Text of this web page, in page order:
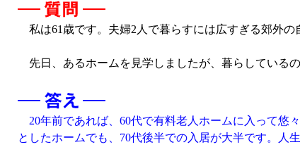
私は61歳です。夫婦2人で暮らすには広すぎる郊外の
先日、あるホームを見学しましたが、暮らしている
20年前であれば、60代で有料老人ホームに入って悠
としたホームでも、70代後半での入居が大半です。人